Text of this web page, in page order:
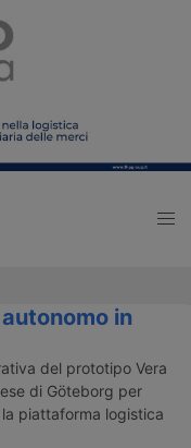
in
del prototipo Vera
di Göteborg per
piattaforma logistica